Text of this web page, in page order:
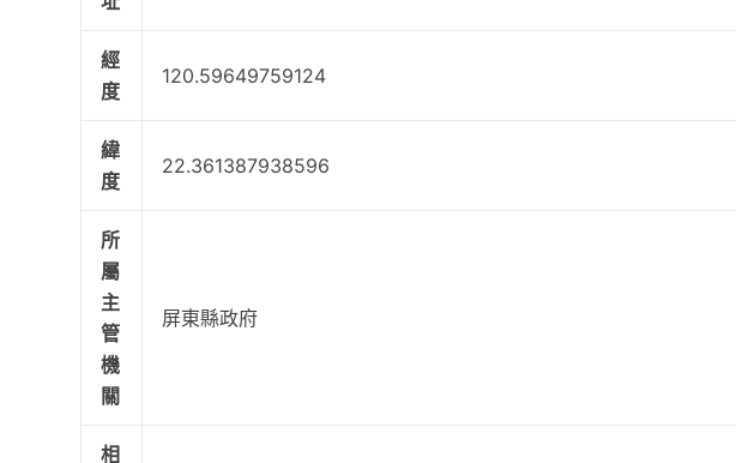
經
度
120.59649759124
緯
度
22.361387938596
所
屬
主
管
機
關
屏東縣政府
相